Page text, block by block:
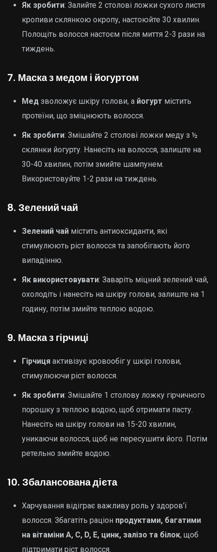
Як зробити: Залийте 2 столові ложки сухого листя
кропиви склянкою окропу, настоюйте 30 хвилин.
Полощіть волосся настоєм після миття 2-3 рази на
тиждень.
7. Маска з медом і йогуртом
Мед зволожує шкіру голови, а йогурт містить
протеїни, що зміцнюють волосся.
Як зробити: Змішайте 2 столові ложки меду з ½
склянки йогурту. Нанесіть на волосся, залиште на
30-40 хвилин, потім змийте шампунем.
Використовуйте 1-2 рази на тиждень.
8. Зелений чай
Зелений чай містить антиоксиданти, які
стимулюють ріст волосся та запобігають його
випадінню.
Як використовувати: Заваріть міцний зелений чай,
охолодіть і нанесіть на шкіру голови, залиште на 1
годину, потім змийте теплою водою.
9. Маска з гірчиці
Гірчиця активізує кровообіг у шкірі голови,
стимулюючи ріст волосся.
Як зробити: Змішайте 1 столову ложку гірчичного
порошку з теплою водою, щоб отримати пасту.
Нанесіть на шкіру голови на 15-20 хвилин,
уникаючи волосся, щоб не пересушити його. Потім
ретельно змийте водою.
10. Збалансована дієта
Харчування відіграє важливу роль у здоров’ї
волосся. Збагатіть раціон продуктами, багатими
на вітаміни A, C, D, E, цинк, залізо та білок, щоб
підтримати ріст волосся.